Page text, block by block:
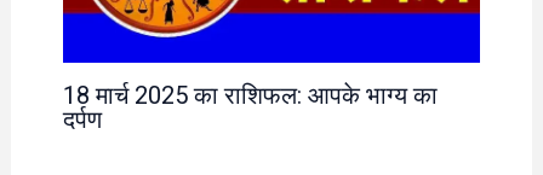
18 मार्च 2025 का राशिफल: आपके भाग्य का
दर्पण